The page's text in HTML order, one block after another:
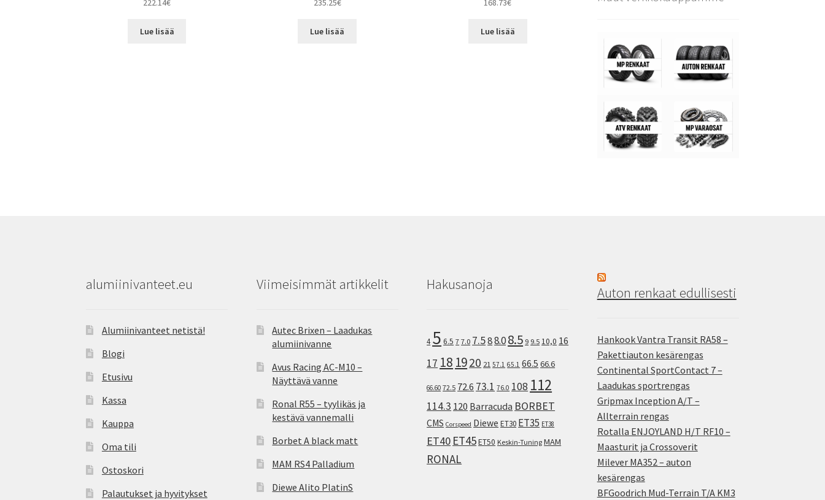
222.14€
Lue lisää
235.25€
Lue lisää
168.73€
Lue lisää
alumiinivanteet.eu
Alumiinivanteet netistä!
Blogi
Etusivu
Kassa
Kauppa
Oma tili
Ostoskori
Palautukset ja hyvitykset
Viimeisimmät artikkelit
Autec Brixen – Laadukas
alumiinivanne
Avus Racing AC-M10 –
Näyttävä vanne
Ronal R55 – tyylikäs ja
kestävä vannemalli
Borbet A black matt
MAM RS4 Palladium
Diewe Alito PlatinS
Hakusanoja
4 5 6.5 7 7.0 7.588.08.5 9 9.5 10,0 16
17 18 1920 21 57.1 65.1 66.5 66.6
66.60 72.5 72.6 73.1 76.0 108 112
114.3 120 Barracuda BORBET
CMS Corspeed Diewe ET30 ET35 ET38
ET40 ET45ET50 Keskin-Tuning MAM
RONAL
Auton renkaat edullisesti
Hankook Vantra Transit RA58 –
Pakettiauton kesärengas
Continental SportContact 7 –
Laadukas sportrengas
Gripmax Inception A/T –
Allterrain rengas
Rotalla ENJOYLAND H/T RF10 –
Maasturit ja Crossoverit
Milever MA352 – auton
kesärengas
BFGoodrich Mud-Terrain T/A KM3